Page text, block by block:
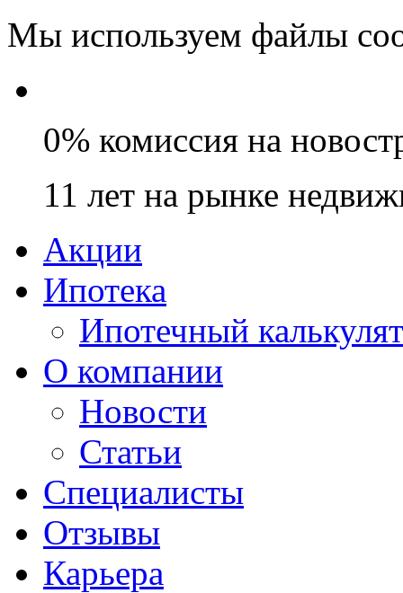
Мы используем файлы
0% комиссия на
11 лет на рынке
Акции
Ипотека
Ипотечный
О компании
Новости
Статьи
Специалисты
Отзывы
Карьера